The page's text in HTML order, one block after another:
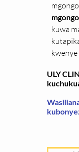
mgongo
kuwa
ULY